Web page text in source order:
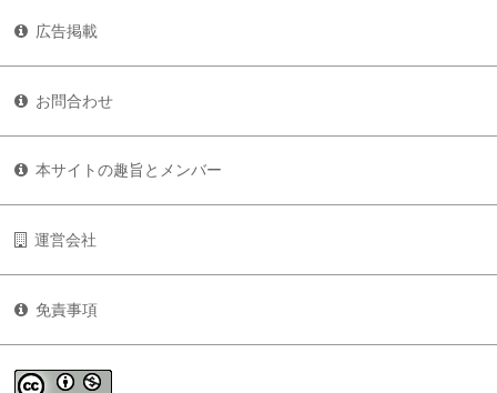
広告掲載
お問合わせ
本サイトの趣旨とメンバー
運営会社
免責事項